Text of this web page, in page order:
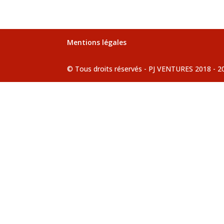
Mentions légales
© Tous droits réservés - PJ VENTURES 2018 -